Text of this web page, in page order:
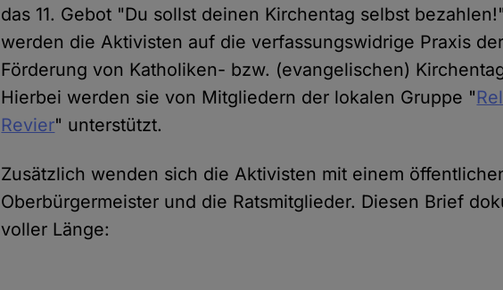
das 11. Gebot "Du sollst deinen Kirchentag selbst
werden die Aktivisten auf die verfassungswidrige Praxis
Förderung von Katholiken- bzw. (evangelischen)
Hierbei werden sie von Mitgliedern der lokalen Gruppe "
Revier" unterstützt.
Zusätzlich wenden sich die Aktivisten mit einem
Oberbürgermeister und die Ratsmitglieder. Diesen Brief
voller Länge: